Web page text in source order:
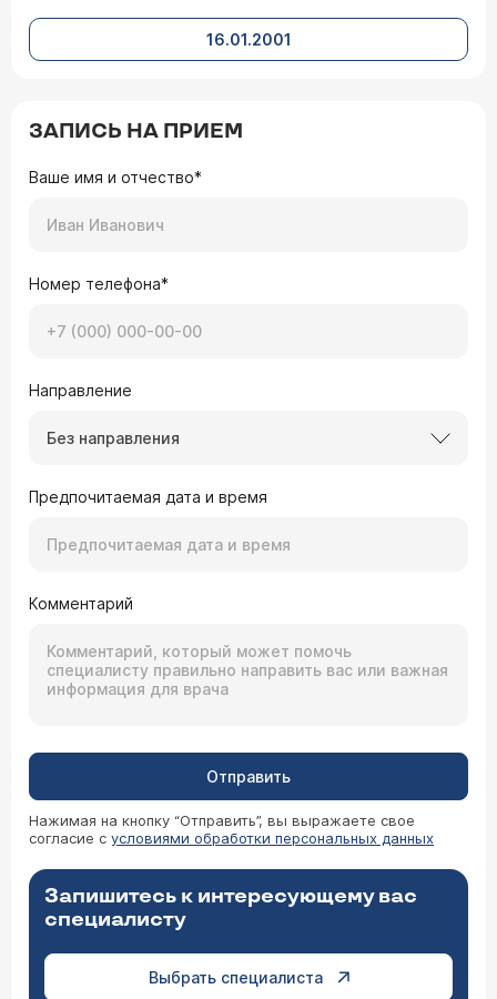
16.01.2001
ЗАПИСЬ НА ПРИЕМ
Ваше имя и отчество*
Номер телефона*
Направление
Без направления
Предпочитаемая дата и время
Комментарий
Отправить
Нажимая на кнопку “Отправить”, вы выражаете свое
согласие с условиями обработки персональных данных
Запишитесь к интересующему вас
специалисту
Выбрать специалиста